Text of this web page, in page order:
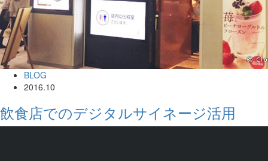
BLOG
2016.10
飲食店でのデジタルサイネージ活用